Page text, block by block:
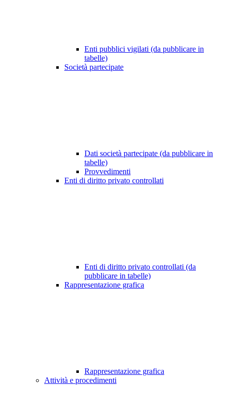
Enti pubblici vigilati (da pubblicare in
tabelle)
Società partecipate
Dati società partecipate (da pubblicare in
tabelle)
Provvedimenti
Enti di diritto privato controllati
Enti di diritto privato controllati (da
pubblicare in tabelle)
Rappresentazione grafica
Rappresentazione grafica
Attività e procedimenti